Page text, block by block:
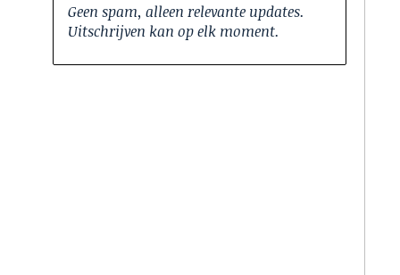
Geen spam, alleen relevante updates.
Uitschrijven kan op elk moment.